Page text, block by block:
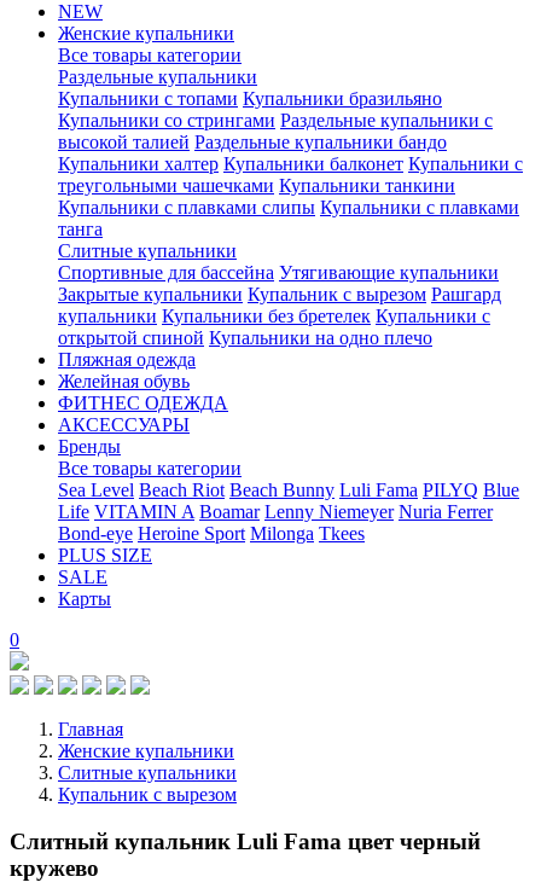
NEW
Женские купальники
Все товары категории
Раздельные купальники
Купальники с топами Купальники бразильяно
Купальники со стрингами Раздельные купальники с
высокой талией Раздельные купальники бандо
Купальники халтер Купальники балконет Купальники с
треугольными чашечками Купальники танкини
Купальники с плавками слипы Купальники с плавками
танга
Слитные купальники
Спортивные для бассейна Утягивающие купальники
Закрытые купальники Купальник с вырезом Рашгард
купальники Купальники без бретелек Купальники с
открытой спиной Купальники на одно плечо
Пляжная одежда
Желейная обувь
ФИТНЕС ОДЕЖДА
АКСЕССУАРЫ
Бренды
Все товары категории
Sea Level Beach Riot Beach Bunny Luli Fama PILYQ Blue
Life VITAMIN A Boamar Lenny Niemeyer Nuria Ferrer
Bond-eye Heroine Sport Milonga Tkees
PLUS SIZE
SALE
Карты
0
Главная
Женские купальники
Слитные купальники
Купальник с вырезом
Слитный купальник Luli Fama цвет черный
кружево